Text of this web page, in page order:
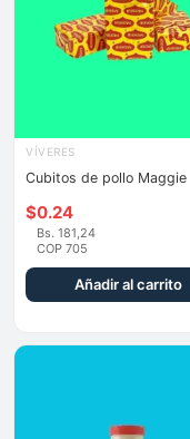
VÍVERES
Cubitos de pollo Maggie
$0.24
Bs. 181,24
COP 705
Añadir al carrito